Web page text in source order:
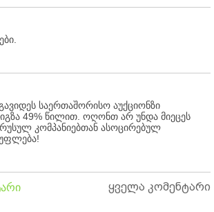
საერთაშორისო აუქციონზი
49% წილით. ოღონთ არ უნდა მიეცეს
კომპანიებთან ასოცირებულ
უფლება!
ყველა კომენტარი